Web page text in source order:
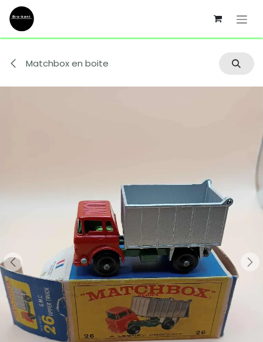
Se rendre au contenu
Matchbox en boite